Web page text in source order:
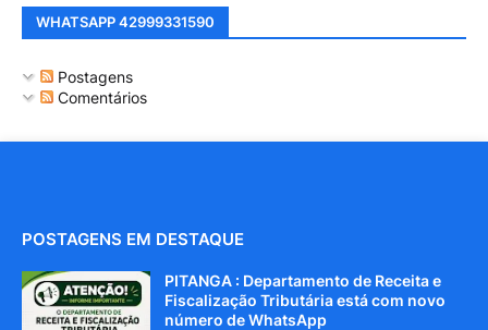
WHATSAPP 42999331590
Postagens
Comentários
POSTAGENS EM DESTAQUE
PITANGA : Departamento de Receita e
Fiscalização Tributária está com novo
número de WhatsApp